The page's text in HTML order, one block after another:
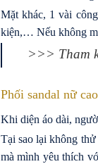
Mặt khác, 1 vài
kiện,… Nếu không
>>> Tham
Phối sandal nữ
Khi diện áo dài,
Tại sao lại không
mà mình yêu thích